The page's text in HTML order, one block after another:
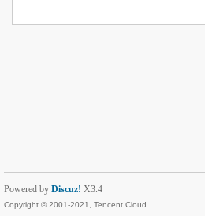
Powered by Discuz! X3.4
Copyright © 2001-2021, Tencent Cloud.